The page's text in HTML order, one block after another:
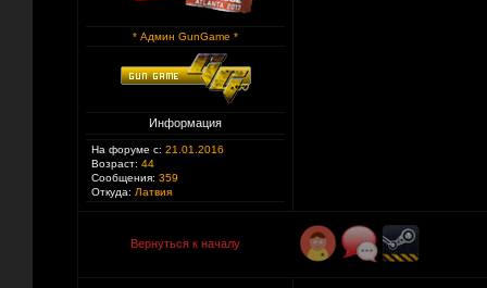
* Админ GunGame *
Информация
На форуме с: 21.01.2016
Возраст: 44
Сообщения: 359
Откуда: Латвия
Вернуться к началу